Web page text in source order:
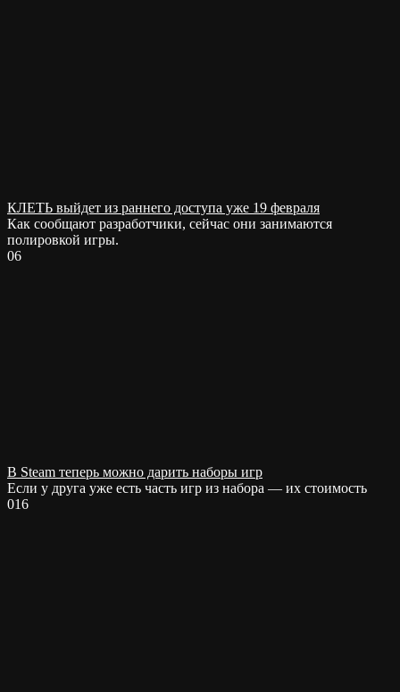
КЛЕТЬ выйдет из раннего доступа уже 19 февраля
Как сообщают разработчики, сейчас они занимаются
полировкой игры.
06
В Steam теперь можно дарить наборы игр
Если у друга уже есть часть игр из набора — их стоимость
016